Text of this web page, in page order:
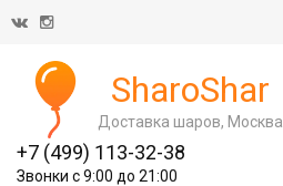
SharoShar
Доставка шаров, Москва
+7 (499) 113-32-38
Звонки с 9:00 до 21:00